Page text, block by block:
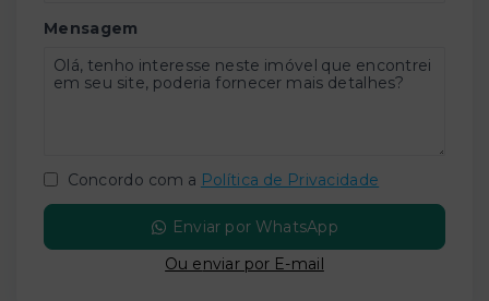
Mensagem
Concordo com a Política de Privacidade
Enviar por WhatsApp
Ou enviar por E-mail